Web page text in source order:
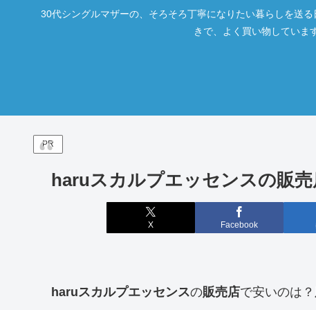
30代シングルマザーの、そろそろ丁寧になりたい暮らしを送
きで、よく買い物していま
PR
haruスカルプエッセンスの販
X Facebook
haruスカルプエッセンスの販売店で安いのは？